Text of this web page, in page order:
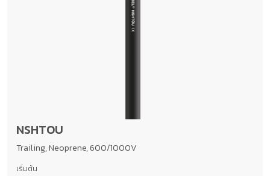
NSHTOU
Trailing, Neoprene, 600/1000V
เริ่มต้น